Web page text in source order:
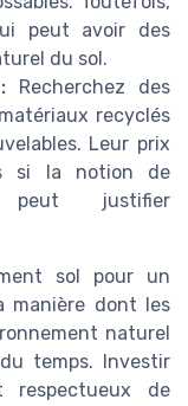
peut avoir des
du sol.
Recherchez des
recyclés
Leur prix
si la notion de
justifier
sol pour un
manière dont les
naturel
temps. Investir
respectueux de